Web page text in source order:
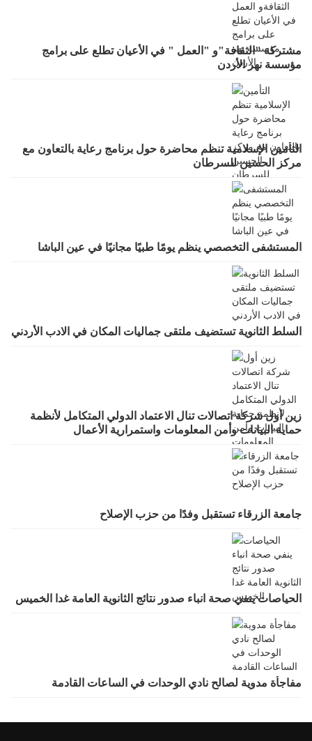
مشتركة "الثقافة"و "العمل " في الأعيان تطلع على برامج
مؤسسة نهر الأردن
التأمين الإسلامية تنظم محاضرة حول برنامج رعاية بالتعاون مع
مركز الحسين للسرطان
المستشفى التخصصي ينظم يومًا طبيًا مجانيًا في عين الباشا
السلط الثانوية تستضيف ملتقى جماليات المكان في الادب الأردني
زين أول شركة اتصالات تنال الاعتماد الدولي المتكامل لأنظمة
حماية البيانات وأمن المعلومات واستمرارية الأعمال
جامعة الزرقاء تستقبل وفدًا من حزب الإصلاح
الحياصات ينفي صحة انباء صدور نتائج الثانوية العامة غدا الخميس
مفاجأة مدوية لصالح نادي الوحدات في الساعات القادمة